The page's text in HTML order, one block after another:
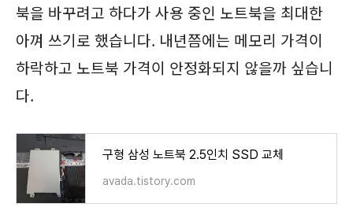
북을 바꾸려고 하다가 사용 중인 노트북을 최대한
아껴 쓰기로 했습니다. 내년쯤에는 메모리 가격이
하락하고 노트북 가격이 안정화되지 않을까 싶습니
다.
구형 삼성 노트북 2.5인치 SSD 교체
avada.tistory.com